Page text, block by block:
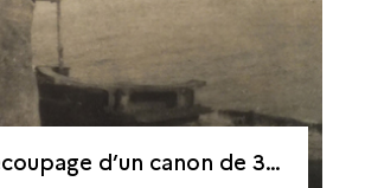
d’un canon de 305 mm sur l’épave du cuirassé Courbet